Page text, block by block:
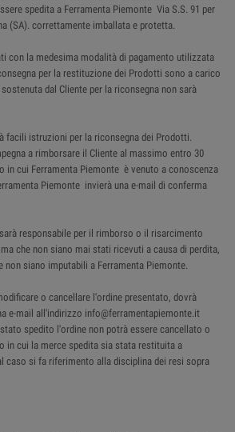
spedita a Ferramenta Piemonte Via S.S. 91 per
(SA). correttamente imballata e protetta.
con la medesima modalità di pagamento utilizzata
per la restituzione dei Prodotti sono a carico
dal Cliente per la riconsegna non sarà
facili istruzioni per la riconsegna dei Prodotti.
a rimborsare il Cliente al massimo entro 30
in cui Ferramenta Piemonte è venuto a conoscenza
Piemonte invierà una e-mail di conferma
responsabile per il rimborso o il risarcimento
che non siano mai stati ricevuti a causa di perdita,
non siano imputabili a Ferramenta Piemonte.
o cancellare l'ordine presentato, dovrà
e-mail all'indirizzo info@ferramentapiemonte.it
spedito l'ordine non potrà essere cancellato o
in cui la merce spedita sia stata restituita a
caso si fa riferimento alla disciplina dei resi sopra